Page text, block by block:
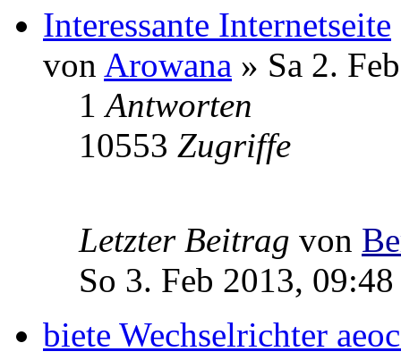
Interessante Internetseite
von Arowana » Sa 2.
1Antworten
10553 Zugriffe
Letzter Beitrag von
So 3. Feb 2013, 09:48
biete Wechselrichter